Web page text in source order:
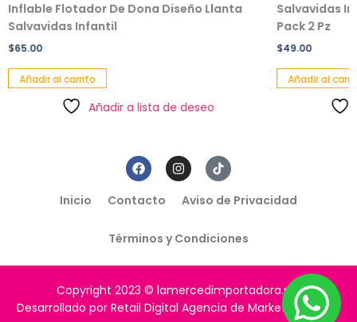
Inflable Flotador De Dona Diseño Llanta
Salvavidas Infantil
$65.00
Añadir al carrito
Añadir a lista de deseo
Salvavidas
Pack 2 Pz
$49.00
Añadir al
Inicio Contacto Aviso de Privacidad
Términos y Condiciones
Copyright 2023 © lamercedimportadora.mx
Desarrollado por Retail Digital Agencia de Marketing Digital